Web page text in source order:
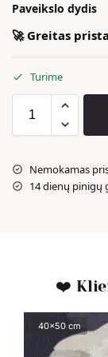
Paveikslo dydis
🚀 Greitas
Turime
Nemokamas
14 dienų pinigų
❤️
40x50 cm